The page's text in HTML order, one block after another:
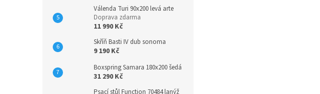
Válenda Turi 90x200 levá arte
Doprava zdarma
11 990 Kč
Skříň Basti IV dub sonoma
9 190 Kč
Boxspring Samara 180x200 šedá
31 290 Kč
Psací stůl Function 70484 lanýž